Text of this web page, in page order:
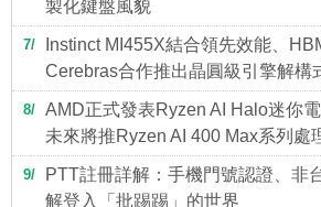
製化鍵盤風貌
7
Instinct MI455X結合領先效能、
Cerebras合作推出晶圓級引擎解構
8
AMD正式發表Ryzen AI Halo迷你
未來將推Ryzen AI 400 Max系列處
9
PTT註冊詳解：手機門號認證、非
解登入「批踢踢」的世界